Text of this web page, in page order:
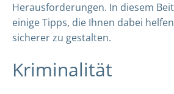
Herausforderungen. In diesem
einige Tipps, die Ihnen dabei
sicherer zu gestalten.
Kriminalität